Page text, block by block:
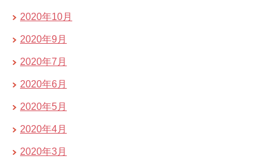
2020年10月
2020年9月
2020年7月
2020年6月
2020年5月
2020年4月
2020年3月